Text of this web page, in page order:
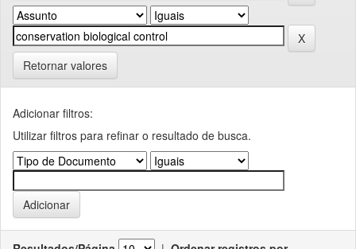
Retornar valores
Adicionar filtros:
Utilizar filtros para refinar o resultado de busca.